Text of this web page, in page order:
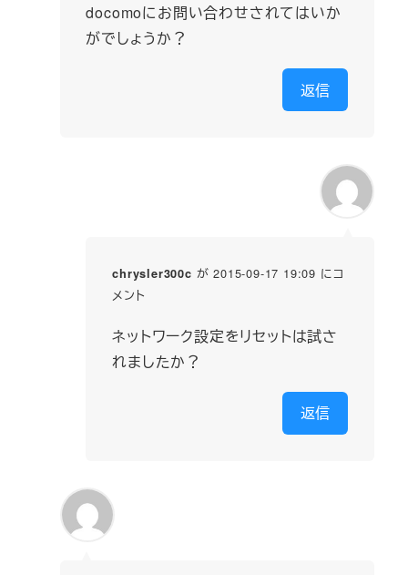
docomoにお問い合わせされてはいか
がでしょうか？
返信
chrysler300c が 2015-09-17 19:09 にコ
メント
ネットワーク設定をリセットは試さ
れましたか？
返信